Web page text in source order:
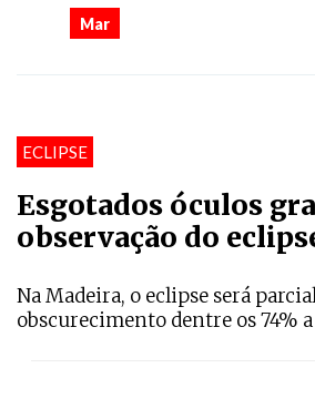
Mar
ECLIPSE
Esgotados óculos
observação do
Na Madeira, o eclipse será
obscurecimento dentre os 74% a